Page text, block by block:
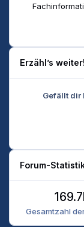
Erzähl’s weiter!
Gefällt dir
Forum-
Gesamtzahl